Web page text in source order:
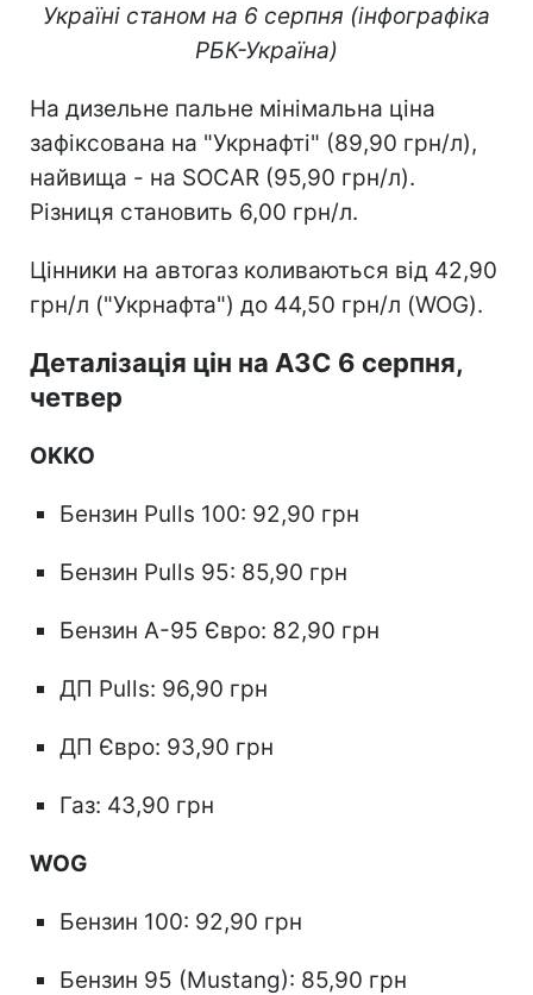
Україні станом на 6 серпня (інфографіка
РБК-Україна)
На дизельне пальне мінімальна ціна
зафіксована на "Укрнафті" (89,90 грн/л),
найвища - на SOCAR (95,90 грн/л).
Різниця становить 6,00 грн/л.
Цінники на автогаз коливаються від 42,90
грн/л ("Укрнафта") до 44,50 грн/л (WOG).
Деталізація цін на АЗС 6 серпня,
четвер
OKKO
Бензин Pulls 100: 92,90 грн
Бензин Pulls 95: 85,90 грн
Бензин А-95 Євро: 82,90 грн
ДП Pulls: 96,90 грн
ДП Євро: 93,90 грн
Газ: 43,90 грн
WOG
Бензин 100: 92,90 грн
Бензин 95 (Mustang): 85,90 грн